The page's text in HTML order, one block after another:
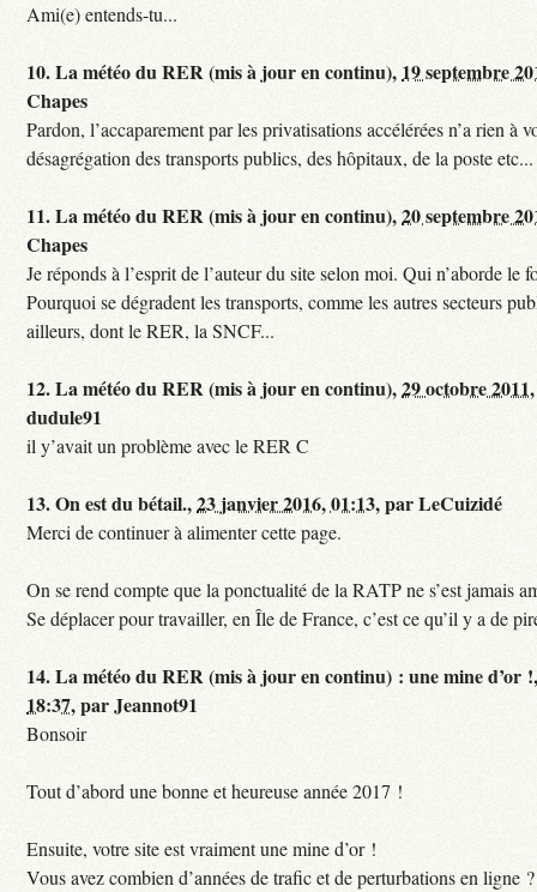
Ami(e) entends-tu...
10.La météo du RER (mis à jour en continu), 19 septembre
Chapes
Pardon, l’accaparement par les privatisations accélérées n’a rien à
désagrégation des transports publics, des hôpitaux, de la poste etc...
11.La météo du RER (mis à jour en continu),20 septembre
Chapes
Je réponds à l’esprit de l’auteur du site selon moi. Qui n’aborde le
Pourquoi se dégradent les transports, comme les autres secteurs
ailleurs, dont le RER, la SNCF...
12.La météo du RER (mis à jour en continu),29 octobre
dudule91
il y’avait un problème avec le RER C
13.On est du bétail.,23 janvier 2016, 01:13,parLeCuizidé
Merci de continuer à alimenter cette page.
On se rend compte que la ponctualité de la RATP ne s’est jamais
Se déplacer pour travailler, en Île de France, c’est ce qu’il y a de
14.La météo du RER (mis à jour en continu) : une mine d’or
18:37,parJeannot91
Bonsoir
Tout d’abord une bonne et heureuse année 2017 !
Ensuite, votre site est vraiment une mine d’or !
Vous avez combien d’années de trafic et de perturbations en ligne ?